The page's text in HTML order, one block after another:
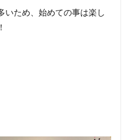
いため、始めての事は楽し